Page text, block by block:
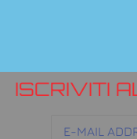
ISCRIVITI